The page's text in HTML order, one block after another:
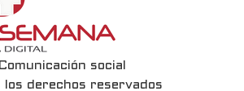
Comunicación social
los derechos reservados